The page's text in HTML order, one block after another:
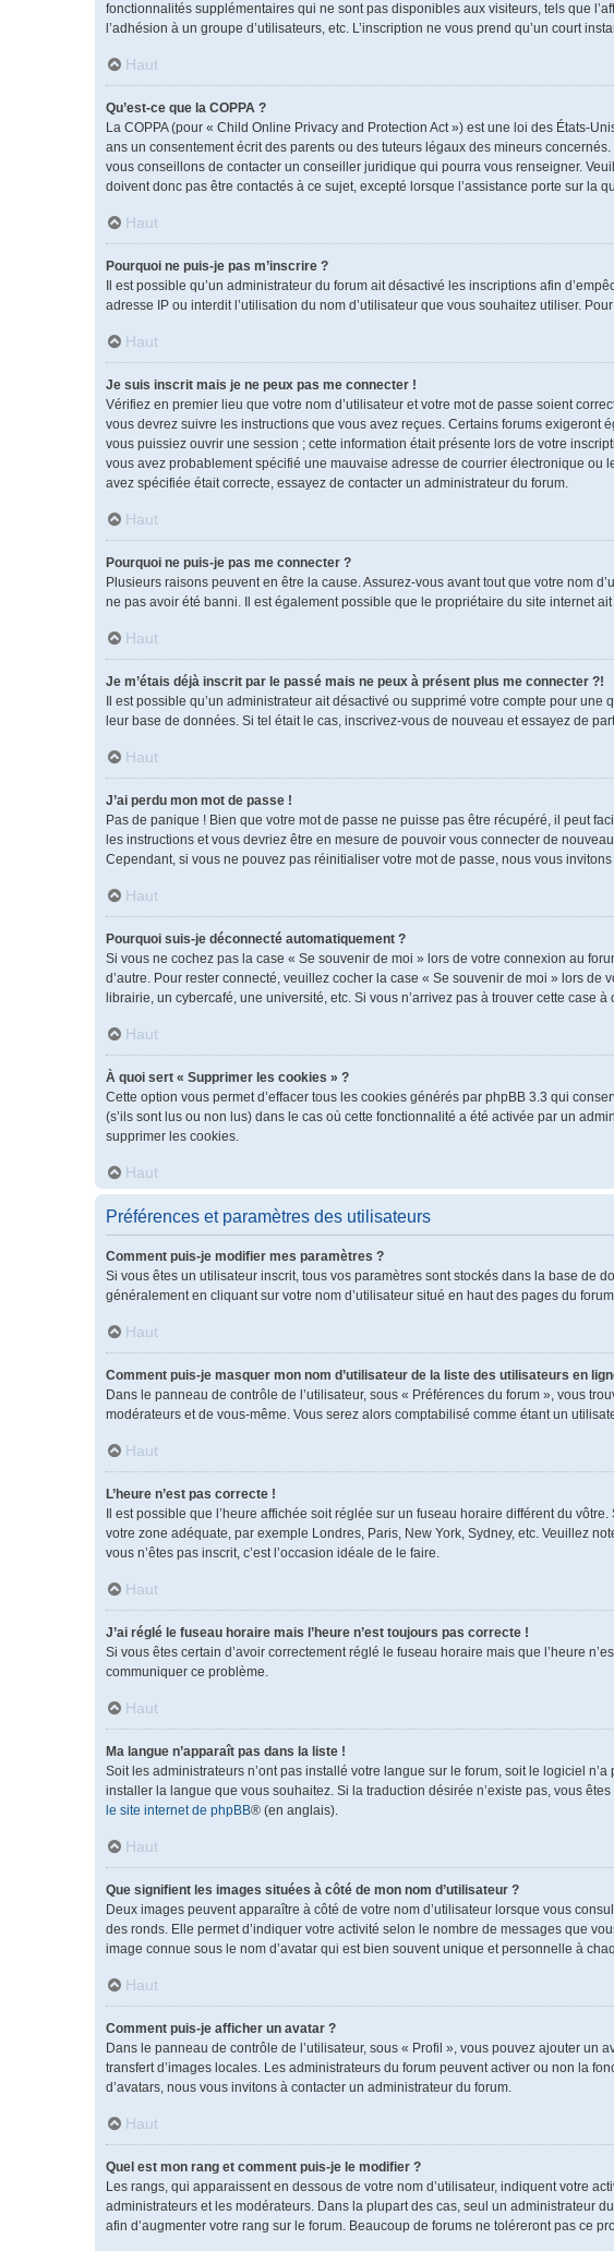
fonctionnalités supplémentaires qui ne sont pas disponibles aux visiteurs, tels que
l’adhésion à un groupe d’utilisateurs, etc. L’inscription ne vous prend qu’un court
Haut
Qu’est-ce que la COPPA ?
La COPPA (pour « Child Online Privacy and Protection Act ») est une loi des États-
ans un consentement écrit des parents ou des tuteurs légaux des mineurs
vous conseillons de contacter un conseiller juridique qui pourra vous renseigner.
doivent donc pas être contactés à ce sujet, excepté lorsque l’assistance porte sur la
Haut
Pourquoi ne puis-je pas m’inscrire ?
Il est possible qu’un administrateur du forum ait désactivé les inscriptions afin
adresse IP ou interdit l’utilisation du nom d’utilisateur que vous souhaitez utiliser.
Haut
Je suis inscrit mais je ne peux pas me connecter !
Vérifiez en premier lieu que votre nom d’utilisateur et votre mot de passe soient
vous devrez suivre les instructions que vous avez reçues. Certains forums
vous puissiez ouvrir une session ; cette information était présente lors de votre
vous avez probablement spécifié une mauvaise adresse de courrier électronique
avez spécifiée était correcte, essayez de contacter un administrateur du forum.
Haut
Pourquoi ne puis-je pas me connecter ?
Plusieurs raisons peuvent en être la cause. Assurez-vous avant tout que votre nom
ne pas avoir été banni. Il est également possible que le propriétaire du site internet
Haut
Je m’étais déjà inscrit par le passé mais ne peux à présent plus me connecter ?!
Il est possible qu’un administrateur ait désactivé ou supprimé votre compte pour
leur base de données. Si tel était le cas, inscrivez-vous de nouveau et essayez de
Haut
J’ai perdu mon mot de passe !
Pas de panique ! Bien que votre mot de passe ne puisse pas être récupéré, il peut
les instructions et vous devriez être en mesure de pouvoir vous connecter de
Cependant, si vous ne pouvez pas réinitialiser votre mot de passe, nous vous
Haut
Pourquoi suis-je déconnecté automatiquement ?
Si vous ne cochez pas la case « Se souvenir de moi » lors de votre connexion au
d’autre. Pour rester connecté, veuillez cocher la case « Se souvenir de moi » lors
librairie, un cybercafé, une université, etc. Si vous n’arrivez pas à trouver cette case
Haut
À quoi sert « Supprimer les cookies » ?
Cette option vous permet d’effacer tous les cookies générés par phpBB 3.3 qui
(s’ils sont lus ou non lus) dans le cas où cette fonctionnalité a été activée par un
supprimer les cookies.
Haut
Préférences et paramètres des utilisateurs
Comment puis-je modifier mes paramètres ?
Si vous êtes un utilisateur inscrit, tous vos paramètres sont stockés dans la base de
généralement en cliquant sur votre nom d’utilisateur situé en haut des pages du
Haut
Comment puis-je masquer mon nom d’utilisateur de la liste des utilisateurs en
Dans le panneau de contrôle de l’utilisateur, sous « Préférences du forum », vous
modérateurs et de vous-même. Vous serez alors comptabilisé comme étant un
Haut
L’heure n’est pas correcte !
Il est possible que l’heure affichée soit réglée sur un fuseau horaire différent du
votre zone adéquate, par exemple Londres, Paris, New York, Sydney, etc. Veuillez
vous n’êtes pas inscrit, c’est l’occasion idéale de le faire.
Haut
J’ai réglé le fuseau horaire mais l’heure n’est toujours pas correcte !
Si vous êtes certain d’avoir correctement réglé le fuseau horaire mais que l’heure
communiquer ce problème.
Haut
Ma langue n’apparaît pas dans la liste !
Soit les administrateurs n’ont pas installé votre langue sur le forum, soit le logiciel
installer la langue que vous souhaitez. Si la traduction désirée n’existe pas, vous
le site internet de phpBB® (en anglais).
Haut
Que signifient les images situées à côté de mon nom d’utilisateur ?
Deux images peuvent apparaître à côté de votre nom d’utilisateur lorsque vous
des ronds. Elle permet d’indiquer votre activité selon le nombre de messages que
image connue sous le nom d’avatar qui est bien souvent unique et personnelle à
Haut
Comment puis-je afficher un avatar ?
Dans le panneau de contrôle de l’utilisateur, sous « Profil », vous pouvez ajouter un
transfert d’images locales. Les administrateurs du forum peuvent activer ou non la
d’avatars, nous vous invitons à contacter un administrateur du forum.
Haut
Quel est mon rang et comment puis-je le modifier ?
Les rangs, qui apparaissent en dessous de votre nom d’utilisateur, indiquent votre
administrateurs et les modérateurs. Dans la plupart des cas, seul un administrateur
afin d’augmenter votre rang sur le forum. Beaucoup de forums ne toléreront pas ce